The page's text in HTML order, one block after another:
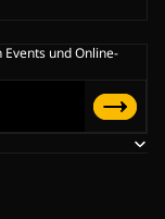
und Online-